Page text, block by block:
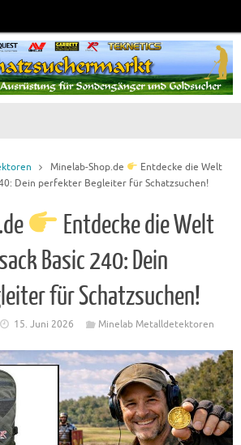
Minelab-Shop.de
Entdecke die Welt
Dein perfekter Begleiter für Schatzsuchen!
Entdecke die Welt
Basic 240: Dein
für Schatzsuchen!
15. Juni 2026 Minelab Metalldetektoren